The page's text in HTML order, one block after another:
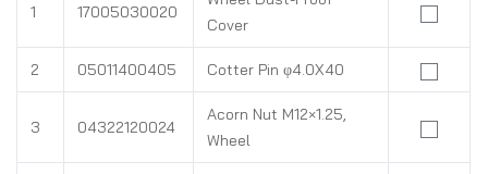
1 17005030020
Cover
2 05011400405 Cotter Pin φ4.0X40
3 04322120024
Acorn Nut M12×1.25,
Wheel